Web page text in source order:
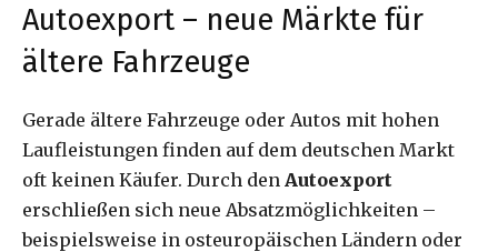
Autoexport – neue Märkte für
ältere Fahrzeuge
Gerade ältere Fahrzeuge oder Autos mit hohen
Laufleistungen finden auf dem deutschen Markt
oft keinen Käufer. Durch den Autoexport
erschließen sich neue Absatzmöglichkeiten –
beispielsweise in osteuropäischen Ländern oder